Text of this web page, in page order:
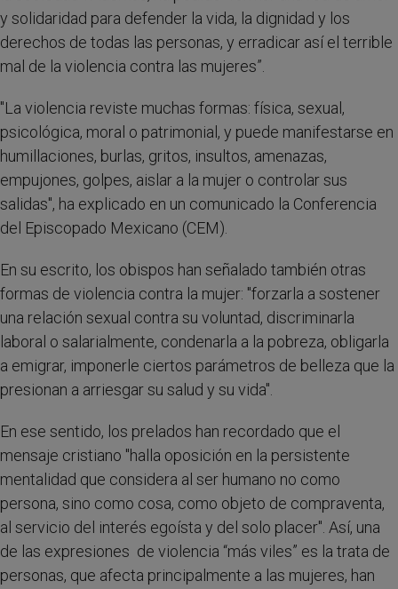
y solidaridad para defender la vida, la dignidad y los
derechos de todas las personas, y erradicar así el terrible
mal de la violencia contra las mujeres”.
"La violencia reviste muchas formas: física, sexual,
psicológica, moral o patrimonial, y puede manifestarse en
humillaciones, burlas, gritos, insultos, amenazas,
empujones, golpes, aislar a la mujer o controlar sus
salidas", ha explicado en un comunicado la Conferencia
del Episcopado Mexicano (CEM).
En su escrito, los obispos han señalado también otras
formas de violencia contra la mujer: "forzarla a sostener
una relación sexual contra su voluntad, discriminarla
laboral o salarialmente, condenarla a la pobreza, obligarla
a emigrar, imponerle ciertos parámetros de belleza que la
presionan a arriesgar su salud y su vida".
En ese sentido, los prelados han recordado que el
mensaje cristiano "halla oposición en la persistente
mentalidad que considera al ser humano no como
persona, sino como cosa, como objeto de compraventa,
al servicio del interés egoísta y del solo placer". Así, una
de las expresiones de violencia “más viles” es la trata de
personas, que afecta principalmente a las mujeres, han